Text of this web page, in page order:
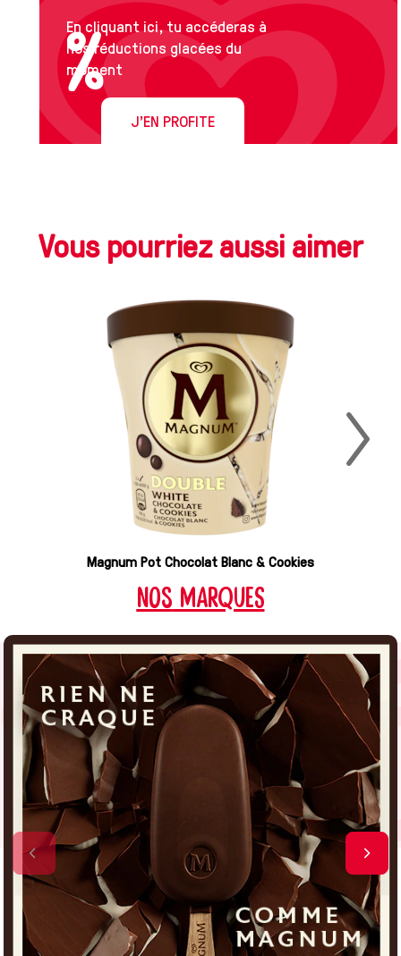
En cliquant ici, tu accéderas à
nos réductions glacées du
moment
J'EN PROFITE
Vous pourriez aussi aimer
Magnum Pot Chocolat Blanc & Cookies
nos MARQUES